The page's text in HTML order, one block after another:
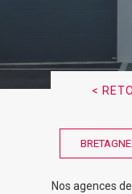
<
BRETAGNE
Nos agences